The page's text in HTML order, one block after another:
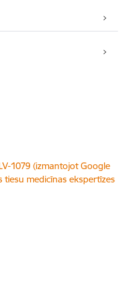
1079 (izmantojot Google
tiesu medicīnas ekspertīzes